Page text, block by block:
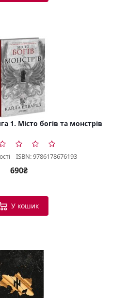
1. Місто богів та монстрів
ISBN: 9786178676193
690₴
У кошик